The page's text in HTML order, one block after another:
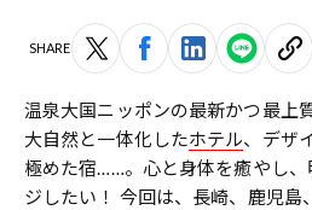
SHARE
温泉大国ニッポンの最新かつ最上
大自然と一体化したホテル、デザ
極めた宿……。心と身体を癒やし、
ジしたい！ 今回は、長崎、鹿児島